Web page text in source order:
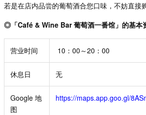
若是在店内品尝的葡萄酒合您口味，不妨直接
◎「Café & Wine Bar 葡萄酒一番馆」的基本
营业时间 10：00～20：00
休息日 无
Google 地
图
https://maps.app.goo.gl/